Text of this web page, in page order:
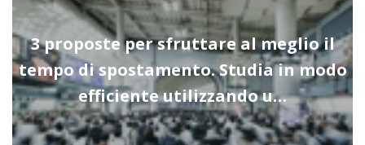
3 proposte per sfruttare al meglio il
tempo di spostamento. Studia in modo
efficiente utilizzando u…